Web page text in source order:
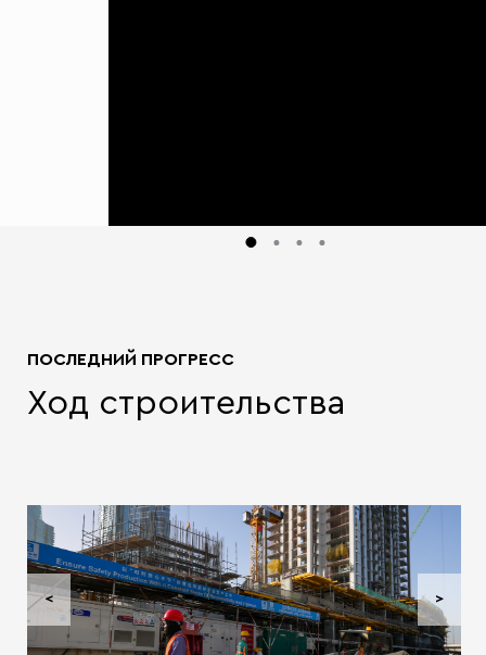
ПОСЛЕДНИЙ ПРОГРЕСС
Ход строительства
< >